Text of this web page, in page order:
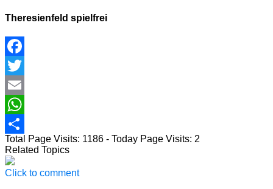
Theresienfeld spielfrei
Facebook
Twitter
Email
WhatsApp
Teilen
Total Page Visits: 1186 - Today Page Visits: 2
Related Topics
Click to comment